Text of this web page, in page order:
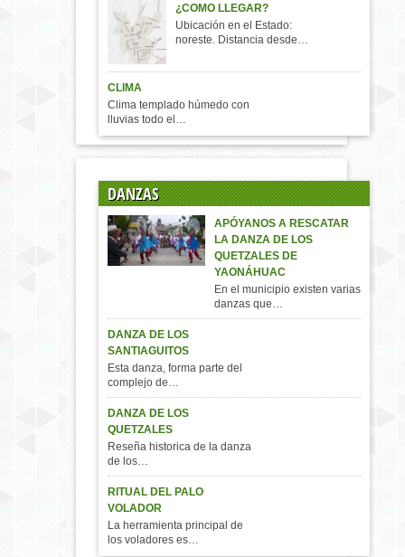
¿COMO LLEGAR?
Ubicación en el Estado:
noreste. Distancia desde…
CLIMA
Clima templado húmedo con
lluvias todo el…
DANZAS
APÓYANOS A RESCATAR
LA DANZA DE LOS
QUETZALES DE
YAONÁHUAC
En el municipio existen varias
danzas que…
DANZA DE LOS
SANTIAGUITOS
Esta danza, forma parte del
complejo de…
DANZA DE LOS
QUETZALES
Reseña historica de la danza
de los…
RITUAL DEL PALO
VOLADOR
La herramienta principal de
los voladores es…